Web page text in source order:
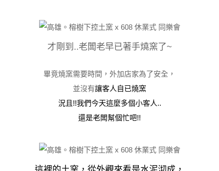
才剛到..老闆老早已著手燒窯了~
畢竟燒窯需要時間，外加店家為了安全，
並沒有讓客人自已燒窯
況且!!我們今天這麼多個小客人..
還是老闆幫個忙吧!!